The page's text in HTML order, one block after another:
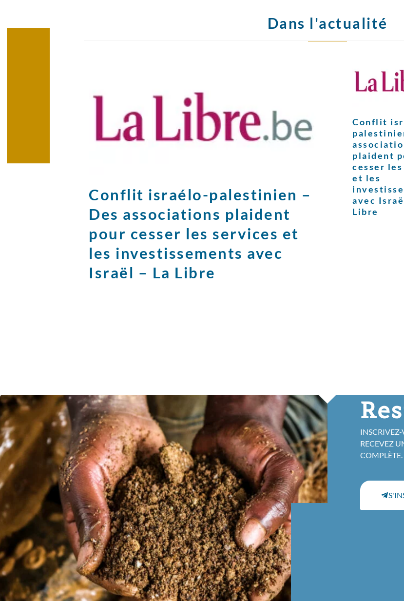
Dans l'actualité
Conflit israélo-palestinien –
Des associations plaident
pour cesser les services et
les investissements avec
Israël – La Libre
Conflit
plaident
cesser
et les
avec
Libre
INSCRIVEZ-
RECEVEZ
COMPLÈTE.